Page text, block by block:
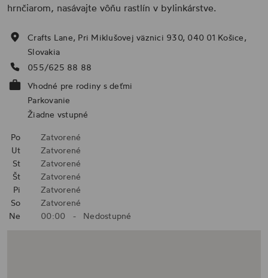
hrnčiarom, nasávajte vôňu rastlín v bylinkárstve.
Crafts Lane, Pri Miklušovej väznici 930, 040 01 Košice,
Slovakia
055/625 88 88
Vhodné pre rodiny s deťmi
Parkovanie
Žiadne vstupné
Po
Zatvorené
Ut
Zatvorené
St
Zatvorené
Št
Zatvorené
Pi
Zatvorené
So
Zatvorené
Ne
00:00 - Nedostupné